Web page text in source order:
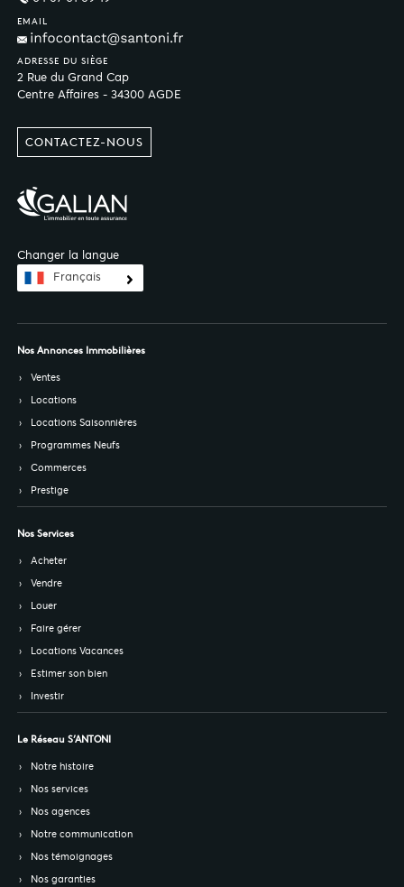
EMAIL
ADRESSE DU SIÈGE
2 Rue du Grand Cap
Centre Affaires - 34300 AGDE
CONTACTEZ-NOUS
Changer la langue
Français
Nos Annonces Immobilières
Ventes
Locations
Locations Saisonnières
Programmes Neufs
Commerces
Prestige
Nos Services
Acheter
Vendre
Louer
Faire gérer
Locations Vacances
Estimer son bien
Investir
Le Réseau S’ANTONI
Notre histoire
Nos services
Nos agences
Notre communication
Nos témoignages
Nos garanties